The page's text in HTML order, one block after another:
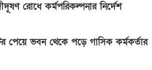
রোধে কর্মপরিকল্পনার নির্দেশ
পেয়ে ভবন থেকে পড়ে গাসিক কর্মকর্তার